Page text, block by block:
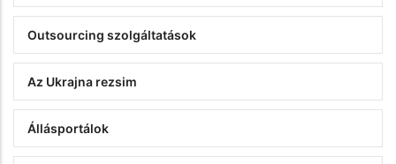
Outsourcing szolgáltatások
Az Ukrajna rezsim
Állásportálok